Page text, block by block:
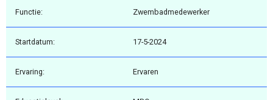
Functie: Zwembadmedewerker
Startdatum: 17-5-2024
Ervaring: Ervaren